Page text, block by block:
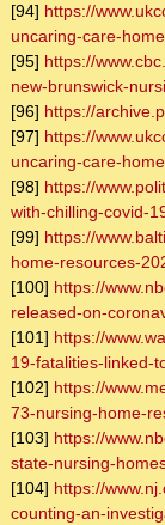
[94] https://
uncaring-care-
[95] https://
new-brunswick-
[96] https://
[97] https://
uncaring-care-
[98] https://
with-chilling-covid-
[99] https://
home-resources-
[100] https://
released-on-
[101] https://
19-fatalities-linked-
[102] https://
73-nursing-home-
[103] https://
state-nursing-
[104] https://
counting-an-